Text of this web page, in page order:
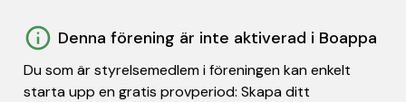
Denna förening är inte aktiverad i Boappa
Du som är styrelsemedlem i föreningen kan enkelt
starta upp en gratis provperiod: Skapa ditt